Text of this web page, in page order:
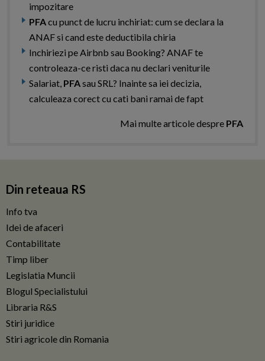
impozitare
PFAcu punct de lucru inchiriat: cum se declara la
ANAF si cand este deductibila chiria
Inchiriezi pe Airbnb sau Booking? ANAF te
controleaza-ce risti daca nu declari veniturile
Salariat, PFAsau SRL? Inainte sa iei decizia,
calculeaza corect cu cati bani ramai de fapt
Mai multe articole despre PFA
Din reteaua RS
Info tva
Idei de afaceri
Contabilitate
Timp liber
Legislatia Muncii
Blogul Specialistului
Libraria R&S
Stiri juridice
Stiri agricole din Romania